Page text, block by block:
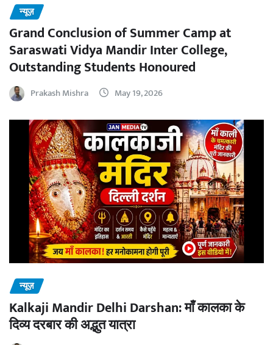
न्यूज़
Grand Conclusion of Summer Camp at
Saraswati Vidya Mandir Inter College,
Outstanding Students Honoured
Prakash Mishra May 19, 2026
न्यूज़
Kalkaji Mandir Delhi Darshan: माँ कालका के
दिव्य दरबार की अद्भुत यात्रा